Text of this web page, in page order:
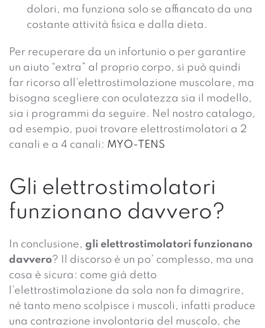
dolori, ma funziona solo se affiancato da una
costante attività fisica e dalla dieta.
Per recuperare da un infortunio o per garantire
un aiuto “extra” al proprio corpo, si può quindi
far ricorso all’elettrostimolazione muscolare, ma
bisogna scegliere con oculatezza sia il modello,
sia i programmi da seguire. Nel nostro catalogo,
ad esempio, puoi trovare elettrostimolatori a 2
canali e a 4 canali: MYO-TENS
Gli elettrostimolatori
funzionano davvero?
In conclusione, gli elettrostimolatori funzionano
davvero? Il discorso è un po’ complesso, ma una
cosa è sicura: come già detto
l’elettrostimolazione da sola non fa dimagrire,
né tanto meno scolpisce i muscoli, infatti produce
una contrazione involontaria del muscolo, che